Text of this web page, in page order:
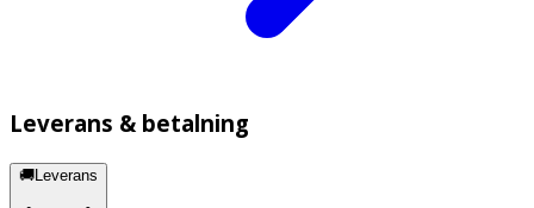
Leverans & betalning
🚚Leverans